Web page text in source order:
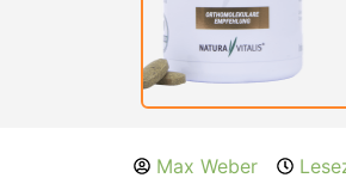
Max Weber